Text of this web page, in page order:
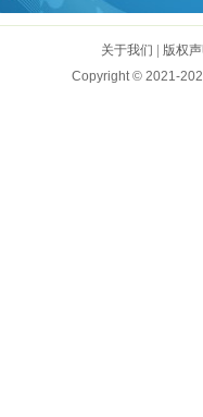
关于我们
版权
Copyright © 2021-